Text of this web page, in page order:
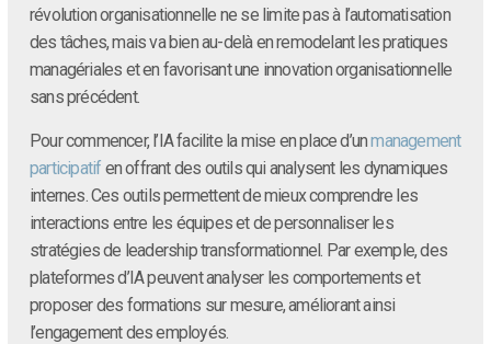
révolution organisationnelle ne se limite pas à l’automatisation
des tâches, mais va bien au-delà en remodelant les pratiques
managériales et en favorisant une innovation organisationnelle
sans précédent.
Pour commencer, l’IA facilite la mise en place d’unmanagement
participatif en offrant des outils qui analysent les dynamiques
internes. Ces outils permettent de mieux comprendre les
interactions entre les équipes et de personnaliser les
stratégies de leadership transformationnel. Par exemple, des
plateformes d’IA peuvent analyser les comportements et
proposer des formations sur mesure, améliorant ainsi
l’engagement des employés.